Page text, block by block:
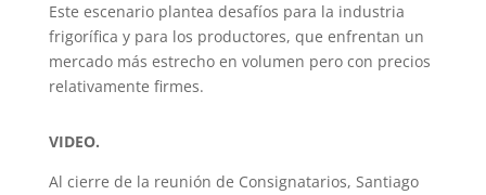
Este escenario plantea desafíos para la industria
frigorífica y para los productores, que enfrentan un
mercado más estrecho en volumen pero con precios
relativamente firmes.
VIDEO.
Al cierre de la reunión de Consignatarios, Santiago